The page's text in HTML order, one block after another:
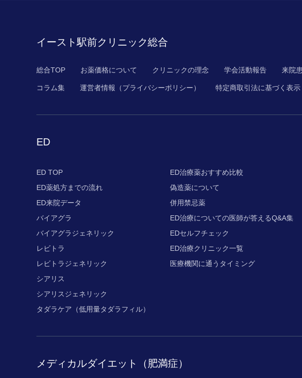
イースト駅前クリニック総合
総合TOP お薬価格について クリニックの理念 学会活動報告 来院
コラム集 運営者情報 （プライバシーポリシー） 特定商取引法に基づく表示
ED
ED TOP
ED薬処方までの流れ
ED来院データ
バイアグラ
バイアグラジェネリック
レビトラ
レビトラジェネリック
シアリス
シアリスジェネリック
タダラケア （低用量タダラフィル）
ED治療薬おすすめ比較
偽造薬について
併用禁忌薬
ED治療についての医師が答えるQ&A集
EDセルフチェック
ED治療クリニック一覧
医療機関に通うタイミング
メディカルダイエット（肥満症）